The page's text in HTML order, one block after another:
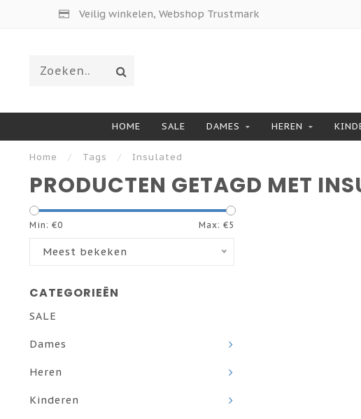
Veilig winkelen, Webshop Trustmark
HOME SALE DAMES HEREN
Home / Tags / Insulated
PRODUCTEN GETAGD MET
Min: €0 Max: €5
Meest bekeken
CATEGORIEËN
SALE
Dames
Heren
Kinderen